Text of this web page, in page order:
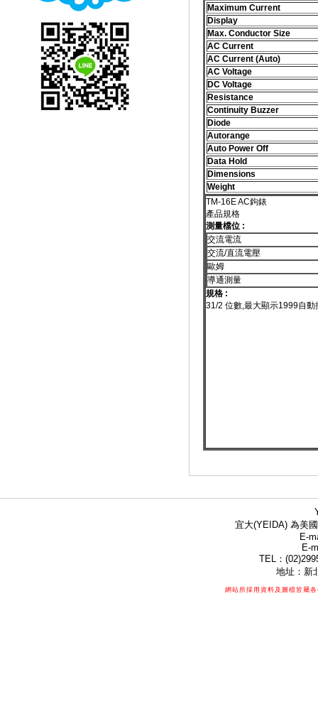
Maximum Current
Display
Max. Conductor Size
AC Current
AC Current (Auto)
AC Voltage
DC Voltage
Resistance
Continuity Buzzer
Diode
Autorange
Auto Power Off
Data Hold
Dimensions
Weight
TM-16E AC鉤錶
產品規格
測量檔位 :
交流電流
交流/直流電壓
歐姆
導通測量
規格 :
31/2 位數,最大顯示1999自動
宜大(YEIDA) 為美
E-
E-
TEL：
地址：新
網站所採用資料及圖檔皆屬